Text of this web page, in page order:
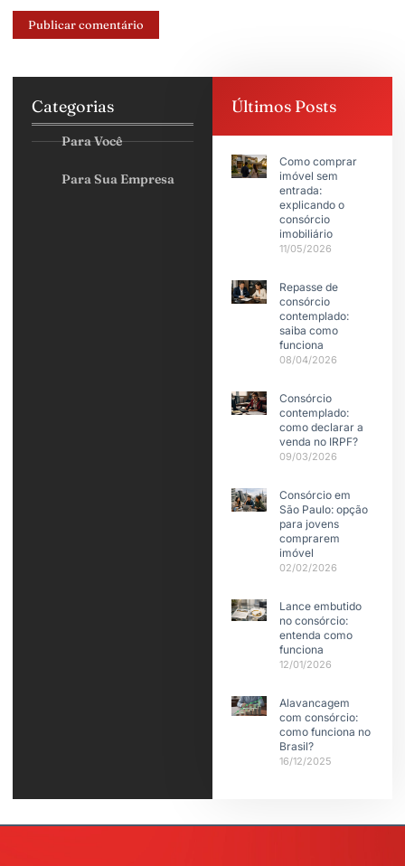
Categorias
Para Você
Para Sua Empresa
Últimos Posts
Como comprar
imóvel sem
entrada:
explicando o
consórcio
imobiliário
11/05/2026
Repasse de
consórcio
contemplado:
saiba como
funciona
08/04/2026
Consórcio
contemplado:
como declarar a
venda no IRPF?
09/03/2026
Consórcio em
São Paulo: opção
para jovens
comprarem
imóvel
02/02/2026
Lance embutido
no consórcio:
entenda como
funciona
12/01/2026
Alavancagem
com consórcio:
como funciona no
Brasil?
16/12/2025